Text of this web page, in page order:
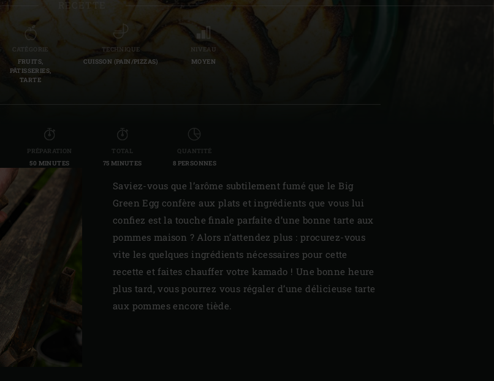
Slovenia | Slovenija
Spain | España
Turkey | Türkiye
RECETTE
CATÉGORIE
FRUITS,
PÂTISSERIES,
TARTE
TECHNIQUE
CUISSON (PAIN/PIZZAS)
NIVEAU
MOYEN
PRÉPARATION
50 MINUTES
TOTAL
75 MINUTES
QUANTITÉ
8 PERSONNES
Saviez-vous que l’arôme subtilement fumé que le Big
Green Egg confère aux plats et ingrédients que vous lui
confiez est la touche finale parfaite d’une bonne tarte aux
pommes maison ? Alors n’attendez plus : procurez-vous
vite les quelques ingrédients nécessaires pour cette
recette et faites chauffer votre kamado ! Une bonne heure
plus tard, vous pourrez vous régaler d’une délicieuse tarte
aux pommes encore tiède.